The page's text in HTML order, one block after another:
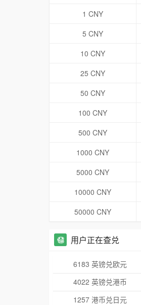
1 CNY
5 CNY
10 CNY
25 CNY
50 CNY
100 CNY
500 CNY
1000 CNY
5000 CNY
10000 CNY
50000 CNY
用户正在查兑
6183 英镑兑欧元
4022 英镑兑港币
1257 港币兑日元